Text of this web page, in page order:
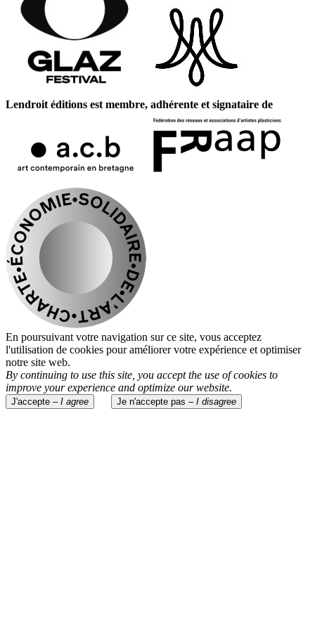
Lendroit éditions est membre, adhérente et signataire de
En poursuivant votre navigation sur ce site, vous acceptez
l'utilisation de cookies pour améliorer votre expérience et optimiser
notre site web.
By continuing to use this site, you accept the use of cookies to
improve your experience and optimize our website.
J'accepte – I agree Je n'accepte pas – I disagree